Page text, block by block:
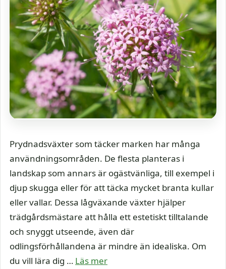
Prydnadsväxter som täcker marken har många
användningsområden. De flesta planteras i
landskap som annars är ogästvänliga, till exempel i
djup skugga eller för att täcka mycket branta kullar
eller vallar. Dessa lågväxande växter hjälper
trädgårdsmästare att hålla ett estetiskt tilltalande
och snyggt utseende, även där
odlingsförhållandena är mindre än idealiska. Om
du vill lära dig … Läs mer